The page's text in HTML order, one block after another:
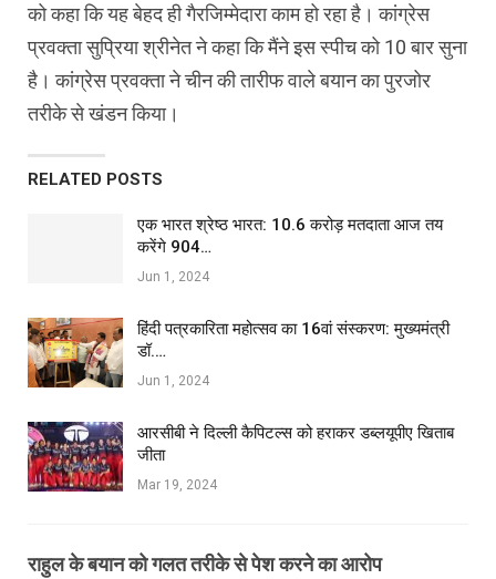
को कहा कि यह बेहद ही गैरजिम्मेदारा काम हो रहा है। कांग्रेस
प्रवक्ता सुप्रिया श्रीनेत ने कहा कि मैंने इस स्पीच को 10 बार सुना
है। कांग्रेस प्रवक्ता ने चीन की तारीफ वाले बयान का पुरजोर
तरीके से खंडन किया।
RELATED POSTS
एक भारत श्रेष्ठ भारत: 10.6 करोड़ मतदाता आज तय
करेंगे 904…
Jun 1, 2024
हिंदी पत्रकारिता महोत्सव का 16वां संस्करण: मुख्यमंत्री
डॉ.…
Jun 1, 2024
आरसीबी ने दिल्ली कैपिटल्स को हराकर डब्लयूपीए खिताब
जीता
Mar 19, 2024
राहुल के बयान को गलत तरीके से पेश करने का आरोप